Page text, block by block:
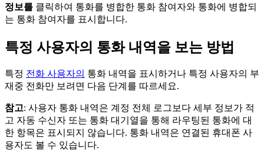
정보를 클릭하여 통화를 병합한 통화 참여자와 통화에 병합되
는 통화 참여자를 표시합니다.
특정 사용자의 통화 내역을 보는 방법
특정 전화 사용자의 통화 내역을 표시하거나 특정 사용자의 부
재중 전화만 보려면 다음 단계를 따르세요.
참고: 사용자 통화 내역은 계정 전체 로그보다 세부 정보가 적
고 자동 수신자 또는 통화 대기열을 통해 라우팅된 통화에 대
한 항목은 표시되지 않습니다. 통화 내역은 연결된 휴대폰 사
용자도 볼 수 있습니다.